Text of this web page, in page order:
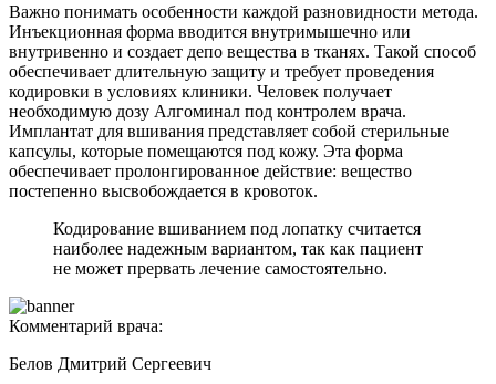
Важно понимать особенности каждой разновидности метода.
Инъекционная форма вводится внутримышечно или
внутривенно и создает депо вещества в тканях. Такой способ
обеспечивает длительную защиту и требует проведения
кодировки в условиях клиники. Человек получает
необходимую дозу Алгоминал под контролем врача.
Имплантат для вшивания представляет собой стерильные
капсулы, которые помещаются под кожу. Эта форма
обеспечивает пролонгированное действие: вещество
постепенно высвобождается в кровоток.
Кодирование вшиванием под лопатку считается
наиболее надежным вариантом, так как пациент
не может прервать лечение самостоятельно.
Комментарий врача:
Белов Дмитрий Сергеевич